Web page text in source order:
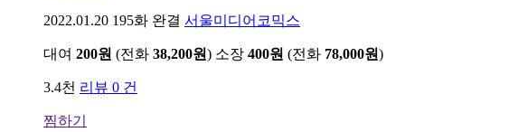
2022.01.20 195화 완결 서울미디어코믹스
대여 200원 (전화 38,200원) 소장 400원 (전화 78,000원)
3.4천 리뷰 0 건
찜하기